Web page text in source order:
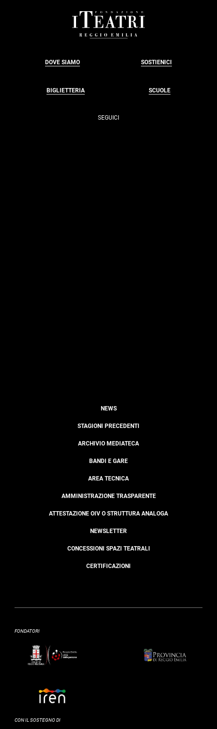
DOVE SIAMO SOSTIENICI
BIGLIETTERIA SCUOLE
SEGUICI
NEWS
STAGIONI PRECEDENTI
ARCHIVIO MEDIATECA
BANDI E GARE
AREA TECNICA
AMMINISTRAZIONE TRASPARENTE
ATTESTAZIONE OIV O STRUTTURA ANALOGA
NEWSLETTER
CONCESSIONI SPAZI TEATRALI
CERTIFICAZIONI
FONDATORI
CON IL SOSTEGNO DI